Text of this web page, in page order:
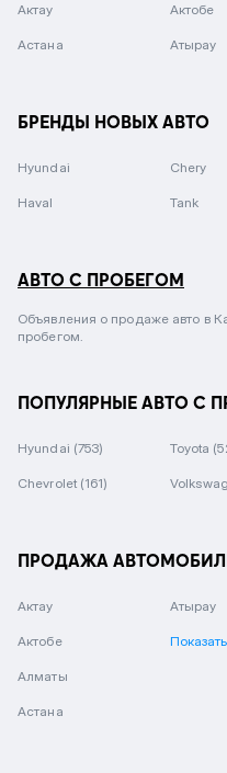
Актау Актобе
Астана Атырау
БРЕНДЫ НОВЫХ АВТО
Hyundai Chery
Haval Tank
АВТО С ПРОБЕГОМ
Объявления о продаже авто в
пробегом.
ПОПУЛЯРНЫЕ АВТО С
Hyundai (753) Toyota
Chevrolet (161)
ПРОДАЖА
Актау
Актобе
Алматы
Астана
Атырау